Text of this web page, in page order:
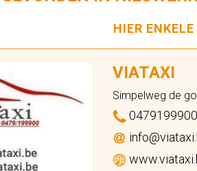
HIER
VIATAXI
Simpelweg de
0479199900